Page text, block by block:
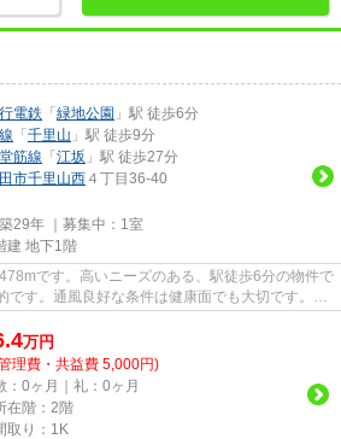
電鉄 「 緑地公園 」駅 徒歩6分
「 千里山 」駅 徒歩9分
筋線 「 江坂 」駅 徒歩27分
市千里山西 ４丁目36-40
29年 ｜募集中： 1室
建 地下1階
です。高いニーズのある、駅徒歩6分の物件で
です。通風良好な条件は健康面でも大切です。そ
万円
理費・共益費 5,000円)
：0ヶ月｜礼：0ヶ月
在階：2階
取り：1K